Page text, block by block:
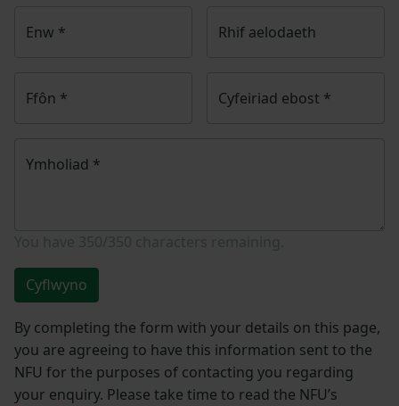
Enw * Rhif aelodaeth
Ffôn * Cyfeiriad ebost *
Ymholiad *
Cyflwyno
By completing the form with your details on this page,
you are agreeing to have this information sent to the
NFU for the purposes of contacting you regarding
your enquiry. Please take time to read the NFU’s